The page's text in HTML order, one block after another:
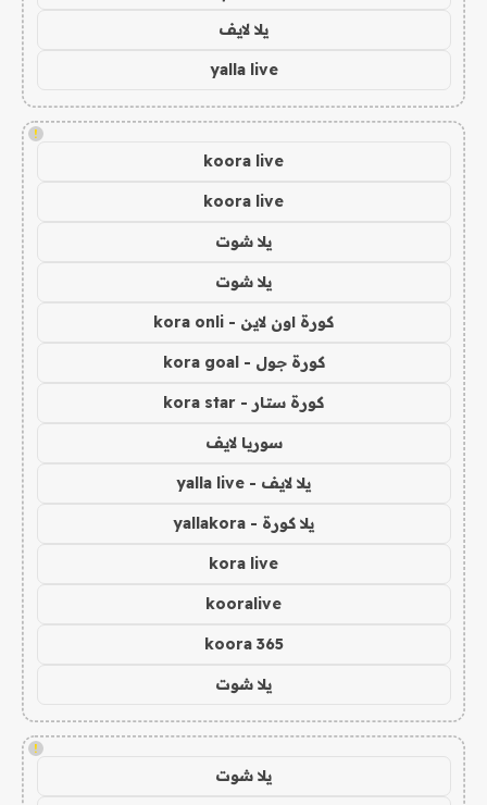
يلا لايف
yalla live
!
koora live
koora live
يلا شوت
يلا شوت
كورة اون لاين - kora onli
كورة جول - kora goal
كورة ستار - kora star
سوريا لايف
يلا لايف - yalla live
يلا كورة - yallakora
kora live
kooralive
koora 365
يلا شوت
!
يلا شوت